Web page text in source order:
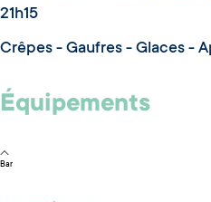
21h15
Crêpes - Gaufres - Glaces -
Équipements
Bar